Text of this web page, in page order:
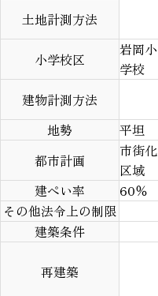
土地計測方法
小学校区
岩岡小
学校
建物計測方法
地勢
平坦
都市計画
市街化
区域
建ぺい率
60％
その他法令上の制限
建築条件
再建築